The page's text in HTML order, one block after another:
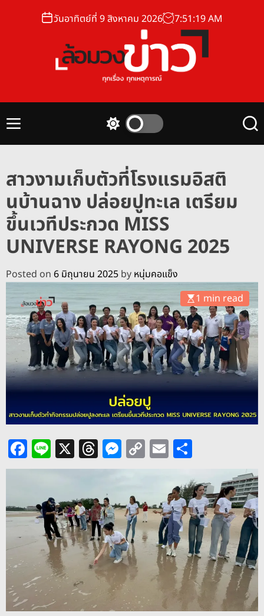
วันอาทิตย์ที่ 9 สิงหาคม 2026 7:51:20AM
อ
า
ว
M
c
h
c
o
l
o
o
d
S
สาวงามเก็บตัวที่โรงแรมอิสติ
นบ้านฉาง ปล่อยปูทะเล เตรียม
ขึ้นเวทีประกวด MISS
UNIVERSE RAYONG 2025
Posted on 6 มิถุนายน 2025 by หนุ่มคอแข็ง
1 min read
F
a
e
b
o
o
k
Li
n
X T
h
re
a
d
s
M
e
e
n
g
er
C
o
y
Li
n
k
E
m
ai
l
ar
e